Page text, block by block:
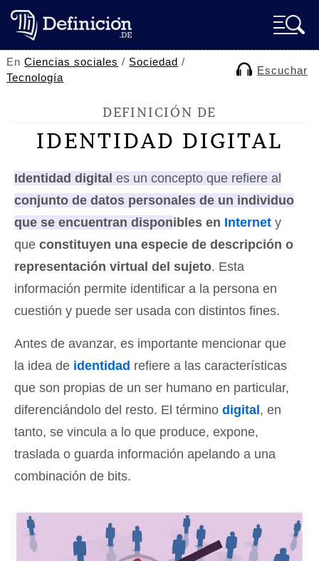
EnCiencias sociales / Sociedad /
Tecnología
Escuchar
DEFINICIÓN DE
IDENTIDAD DIGITAL
Identidad digital es un concepto que refiere al
conjunto de datos personales de un individuo
que se encuentran disponibles en Internet y
que constituyen una especie de descripción o
representación virtual del sujeto. Esta
información permite identificar a la persona en
cuestión y puede ser usada con distintos fines.
Antes de avanzar, es importante mencionar que
la idea de identidad refiere a las características
que son propias de un ser humano en particular,
diferenciándolo del resto. El término digital , en
tanto, se vincula a lo que produce, expone,
traslada o guarda información apelando a una
combinación de bits.